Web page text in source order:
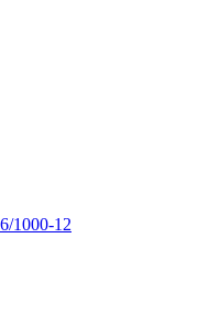
1000-12